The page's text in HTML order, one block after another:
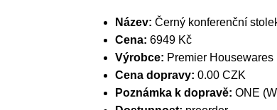
Název: Černý konferenční
Cena: 6949 Kč
Výrobce: Premier Housewares
Cena dopravy: 0.00 CZK
Poznámka k dopravě: ONE